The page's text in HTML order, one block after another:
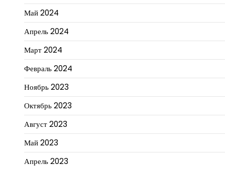
Май 2024
Апрель 2024
Март 2024
Февраль 2024
Ноябрь 2023
Октябрь 2023
Август 2023
Май 2023
Апрель 2023